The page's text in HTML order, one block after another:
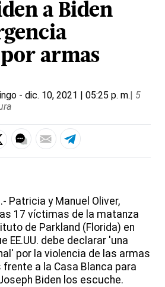
a Biden
armas
- dic. 10, 2021 | 05:25 p. m.| 5
Patricia y Manuel Oliver,
17 víctimas de la matanza
de Parkland (Florida) en
EE.UU. debe declarar 'una
por la violencia de las armas
frente a la Casa Blanca para
Biden los escuche.